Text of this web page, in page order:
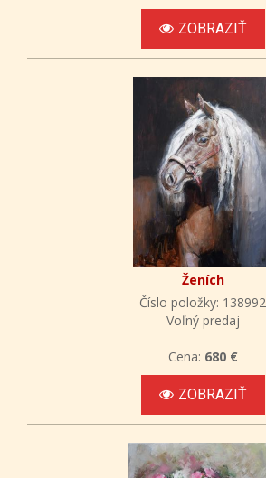
ZOBRAZIŤ
Ženích
Číslo položky: 138992
Voľný predaj
Cena: 680 €
ZOBRAZIŤ